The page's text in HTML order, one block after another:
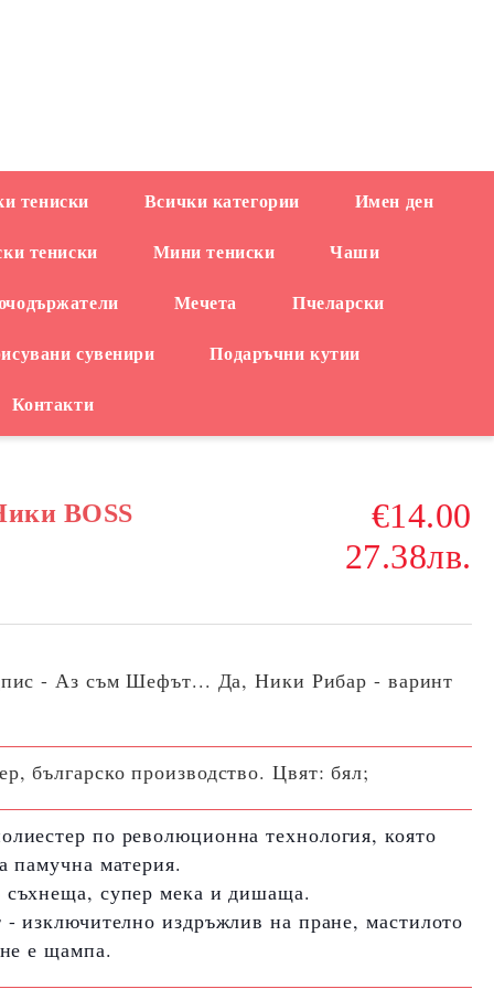
тениски Всички категории Имен ден
тениски Мини тениски Чаши
Мечета Пчеларски
сувенири Подаръчни кутии
Контакти
BOSS
€14.00
27.38лв.
-Аз съм Шефът... Да, Ники Рибар - варинт
българско производство. Цвят: бял;
по революционна технология, която
памучна материя.
супер мека и дишаща.
изключително издръжлив на пране, мастилото
е щампа.